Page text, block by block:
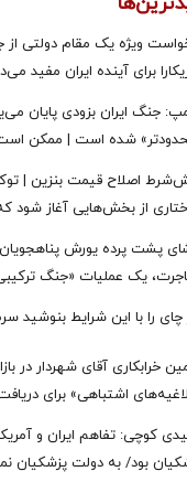
ویژه یک مقام دولتی از
برای آینده ایران مفید
کنید | کنشکر و ‌ذی‌نفع
جنگ ایران بزودی پایان
شده است | ممکن
اصلاح قیمت بنزین |
از بخش‌هایی آغاز شود
پشت پرده یورش
یک عملیات «جنگ
فشار بر دولت «پدرو سانچز»
چای را با این شرایط بنوشید
اشتباهی» برای
کوچی: تفاهم ایران و